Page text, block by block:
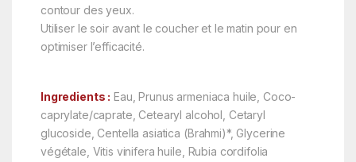
contour des yeux.
Utiliser le soir avant le coucher et le matin pour en
optimiser l’efficacité.
Ingredients : Eau, Prunus armeniaca huile, Coco-
caprylate/caprate, Cetearyl alcohol, Cetaryl
glucoside, Centella asiatica (Brahmi)*, Glycerine
végétale, Vitis vinifera huile, Rubia cordifolia